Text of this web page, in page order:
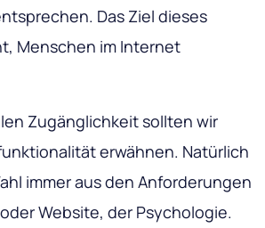
Das Ziel dieses
Menschen im Internet
Zugänglichkeit sollten wir
erwähnen. Natürlich
immer aus den Anforderungen
Website, der Psychologie.